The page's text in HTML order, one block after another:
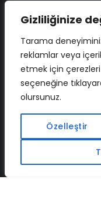
Gizliliğinize
Tarama
reklamlar veya
etmek için çerezleri
seçeneğine
olursunuz.
Özelleştir
İLETIŞIM BAF